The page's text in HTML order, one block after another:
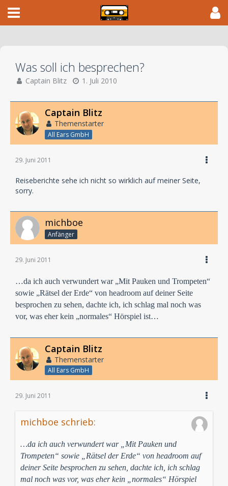
Was soll ich besprechen?
Captain Blitz 1. Juli 2010
Captain Blitz
Themenstarter
All Ears GmbH
29. Juni 2011
Reiseberichte sehe ich nicht so wirklich auf meiner Seite,
sorry.
michboe
Anfänger
29. Juni 2011
…da ich auch verwundert war „Mit Pauken und Trompeten“
sowie „Rätsel der Erde“ von headroom auf deiner Seite
besprochen zu sehen, dachte ich, ich schlag mal noch was
vor, was eher kein „normales“ Hörspiel ist…
Captain Blitz
Themenstarter
All Ears GmbH
29. Juni 2011
michboe schrieb:
…da ich auch verwundert war „Mit Pauken und
Trompeten“ sowie „Rätsel der Erde“ von headroom auf
deiner Seite besprochen zu sehen, dachte ich, ich schlag
mal noch was vor, was eher kein „normales“ Hörspiel